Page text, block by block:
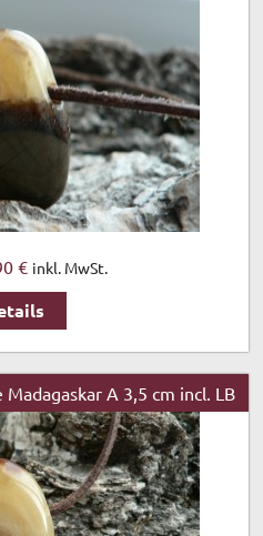
€ inkl. MwSt.
A 3,5 cm incl. LB